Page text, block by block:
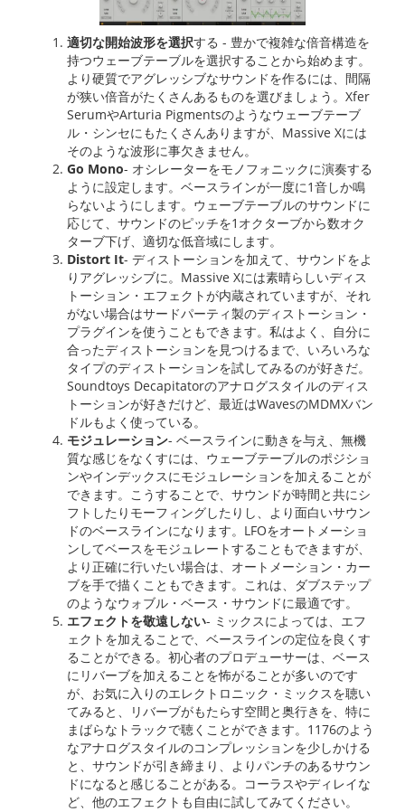
適切な開始波形を選択する - 豊かで複雑な倍音構造を
持つウェーブテーブルを選択することから始めます。
より硬質でアグレッシブなサウンドを作るには、間隔
が狭い倍音がたくさんあるものを選びましょう。Xfer
SerumやArturia Pigmentsのようなウェーブテーブ
ル・シンセにもたくさんありますが、Massive Xには
そのような波形に事欠きません。
Go Mono- オシレーターをモノフォニックに演奏する
ように設定します。ベースラインが一度に1音しか鳴
らないようにします。ウェーブテーブルのサウンドに
応じて、サウンドのピッチを1オクターブから数オク
ターブ下げ、適切な低音域にします。
Distort It- ディストーションを加えて、サウンドをよ
りアグレッシブに。Massive Xには素晴らしいディス
トーション・エフェクトが内蔵されていますが、それ
がない場合はサードパーティ製のディストーション・
プラグインを使うこともできます。私はよく、自分に
合ったディストーションを見つけるまで、いろいろな
タイプのディストーションを試してみるのが好きだ。
Soundtoys Decapitatorのアナログスタイルのディス
トーションが好きだけど、最近はWavesのMDMXバン
ドルもよく使っている。
モジュレーション- ベースラインに動きを与え、無機
質な感じをなくすには、ウェーブテーブルのポジショ
ンやインデックスにモジュレーションを加えることが
できます。こうすることで、サウンドが時間と共にシ
フトしたりモーフィングしたりし、より面白いサウン
ドのベースラインになります。LFOをオートメーショ
ンしてベースをモジュレートすることもできますが、
より正確に行いたい場合は、オートメーション・カー
ブを手で描くこともできます。これは、ダブステップ
のようなウォブル・ベース・サウンドに最適です。
エフェクトを敬遠しない- ミックスによっては、エフ
ェクトを加えることで、ベースラインの定位を良くす
ることができる。初心者のプロデューサーは、ベース
にリバーブを加えることを怖がることが多いのです
が、お気に入りのエレクトロニック・ミックスを聴い
てみると、リバーブがもたらす空間と奥行きを、特に
まばらなトラックで聴くことができます。1176のよう
なアナログスタイルのコンプレッションを少しかける
と、サウンドが引き締まり、よりパンチのあるサウン
ドになると感じることがある。コーラスやディレイな
ど、他のエフェクトも自由に試してみてください。